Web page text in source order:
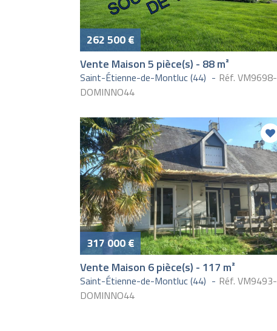
262 500 €
Vente Maison 5 pièce(s) - 88 m²
Saint-Étienne-de-Montluc (44)
Réf. VM9698-
DOMINNO44
317 000 €
Vente Maison 6 pièce(s) - 117 m²
Saint-Étienne-de-Montluc (44)
Réf. VM9493-
DOMINNO44